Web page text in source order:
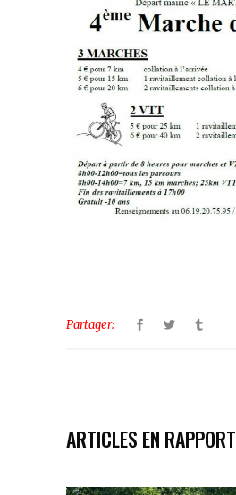
Partager:
ARTICLES EN RAPPORT